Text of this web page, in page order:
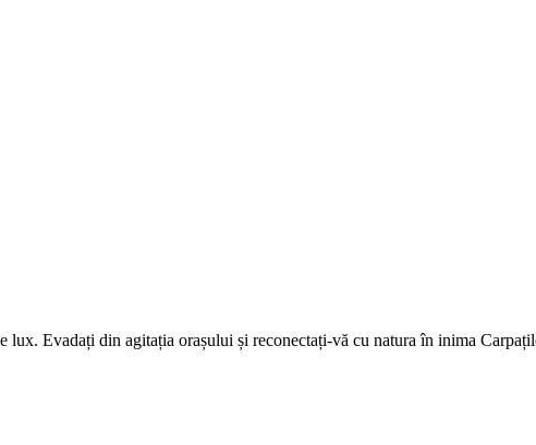
lux. Evadați din agitația orașului și reconectați-vă cu natura în inima